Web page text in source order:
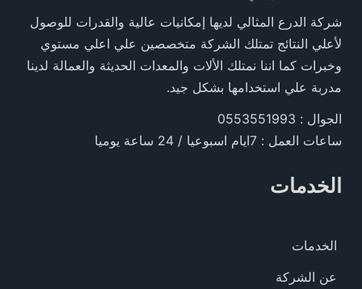
شركة الدرع المثالي لديها إمكانيات عالية والقدرات للوصول
لأعلي النتائج تمتلك الشركة متخصصين علي اعلي مستوي
وخبرات كما اننا نمتلك الألات والمعدات الحديثة والعمالة لدينا
مدربة علي استخدامها بشكل جيد.
الجوال : 0553551993
ساعات العمل : 7ايام اسبوعيا / 24 ساعة يوميا
الخدمات
الخدمات
عن الشركة